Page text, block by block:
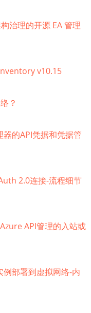
治理的开源 EA 管理
v10.15
？
器的API凭据和凭据管
2.0连接-流程细节
API管理的入站或
例部署到虚拟网络-内